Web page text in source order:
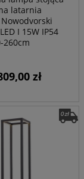
latarnia
I 15W IP54
260cm
zł